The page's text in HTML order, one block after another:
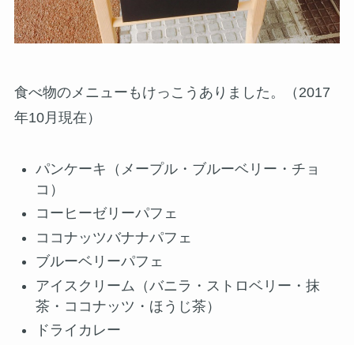
食べ物のメニューもけっこうありました。（2017
年10月現在）
パンケーキ（メープル・ブルーベリー・チョ
コ）
コーヒーゼリーパフェ
ココナッツバナナパフェ
ブルーベリーパフェ
アイスクリーム（バニラ・ストロベリー・抹
茶・ココナッツ・ほうじ茶）
ドライカレー